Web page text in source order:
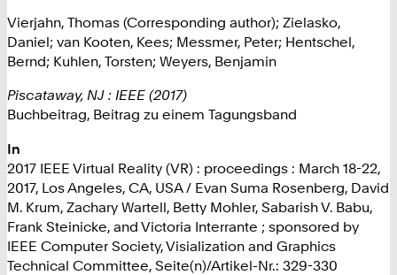
Vierjahn, Thomas (Corresponding author); Zielasko,
Daniel; van Kooten, Kees; Messmer, Peter; Hentschel,
Bernd; Kuhlen, Torsten; Weyers, Benjamin
Piscataway, NJ : IEEE (2017)
Buchbeitrag, Beitrag zu einem Tagungsband
In
2017 IEEE Virtual Reality (VR) : proceedings : March 18-22,
2017, Los Angeles, CA, USA / Evan Suma Rosenberg, David
M. Krum, Zachary Wartell, Betty Mohler, Sabarish V. Babu,
Frank Steinicke, and Victoria Interrante ; sponsored by
IEEE Computer Society, Visialization and Graphics
Technical Committee, Seite(n)/Artikel-Nr.: 329-330